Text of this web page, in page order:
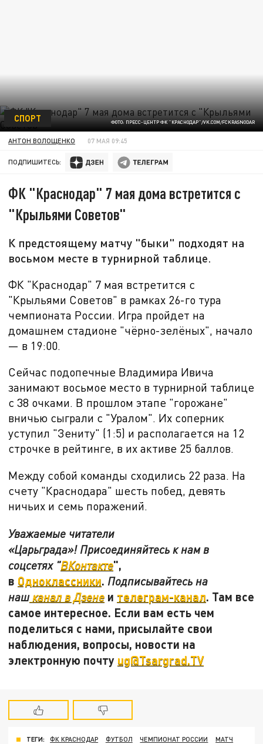
ФОТО: ПРЕСС-ЦЕНТР ФК "КРАСНОДАР"/VK.COM/FCKRASNODAR
СПОРТ
АНТОН ВОЛОЩЕНКО 07 МАЯ 09:45
ПОДПИШИТЕСЬ:
ФК "Краснодар" 7 мая дома встретится с
"Крыльями Советов"
К предстоящему матчу "быки" подходят на
восьмом месте в турнирной таблице.
ФК "Краснодар" 7 мая встретится с
"Крыльями Советов" в рамках 26-го тура
чемпионата России. Игра пройдет на
домашнем стадионе "чёрно-зелёных", начало
— в 19:00.
Сейчас подопечные Владимира Ивича
занимают восьмое место в турнирной таблице
с 38 очками. В прошлом этапе "горожане"
вничью сыграли с "Уралом". Их соперник
уступил "Зениту" (1:5) и располагается на 12
строчке в рейтинге, в их активе 25 баллов.
Между собой команды сходились 22 раза. На
счету "Краснодара" шесть побед, девять
ничьих и семь поражений.
Уважаемые читатели
«Царьграда»! Присоединяйтесь к нам в
соцсетях "ВКонтакте",
в Одноклассники. Подписывайтесь на
наш канал в Дзене и телеграм-канал. Там все
самое интересное. Если вам есть чем
поделиться с нами, присылайте свои
наблюдения, вопросы, новости на
электронную почту ug@Tsargrad.TV
ТЕГИ: ФК КРАСНОДАР ФУТБОЛ ЧЕМПИОНАТ РОССИИ МАТЧ